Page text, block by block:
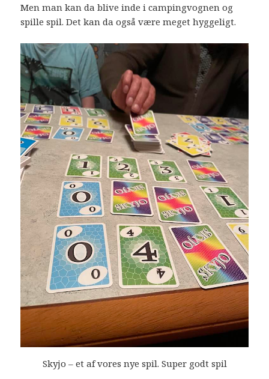
Men man kan da blive inde i campingvognen og
spille spil. Det kan da også være meget hyggeligt.
Skyjo – et af vores nye spil. Super godt spil